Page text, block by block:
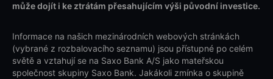
může dojít i ke ztrátám přesahujícím výši původní investice.
Informace na našich mezinárodních webových stránkách
(vybrané z rozbalovacího seznamu) jsou přístupné po celém
světě a vztahují se na Saxo Bank A/S jako mateřskou
společnost skupiny Saxo Bank. Jakákoli zmínka o skupině